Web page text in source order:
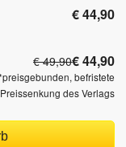
€ 44,90
€ 49,90€ 44,90
befristete
Preissenkung des Verlags